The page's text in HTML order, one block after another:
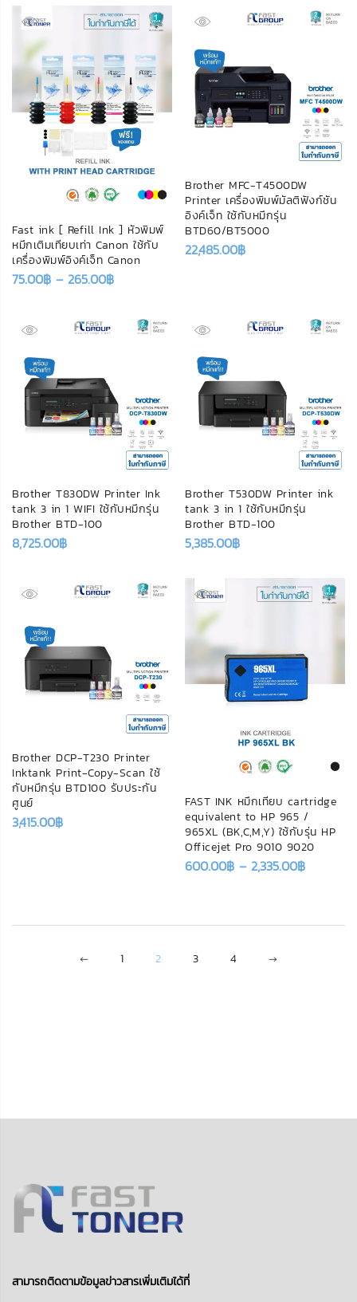
Fast ink [ Refill Ink ] หัวพิมพ์
หมึกเติมเทียบเท่า Canon ใช้กับ
เครื่องพิมพ์อิงค์เจ็ท Canon
75.00฿ – 265.00฿
Brother MFC-T4500DW
Printer เครื่องพิมพ์มัลติฟังก์ชัน
อิงค์เจ็ท ใช้กับหมึกรุ่น
BTD60/BT5000
22,485.00฿
Brother T830DW Printer Ink
tank 3 in 1 WIFI ใช้กับหมึกรุ่น
Brother BTD-100
8,725.00฿
Brother T530DW Printer ink
tank 3 in 1 ใช้กับหมึกรุ่น
Brother BTD-100
5,385.00฿
Brother DCP-T230 Printer
Inktank Print-Copy-Scan ใช้
กับหมึกรุ่น BTD100 รับประกัน
ศูนย์
3,415.00฿
FAST INK หมึกเทียบ cartridge
equivalent to HP 965 /
965XL (BK,C,M,Y) ใช้กับรุ่น HP
Officejet Pro 9010 9020
600.00฿ – 2,335.00฿
← 1 2 3 4 →
สามารถติดตามข้อมูลข่าวสารเพิ่มเติมได้ที่